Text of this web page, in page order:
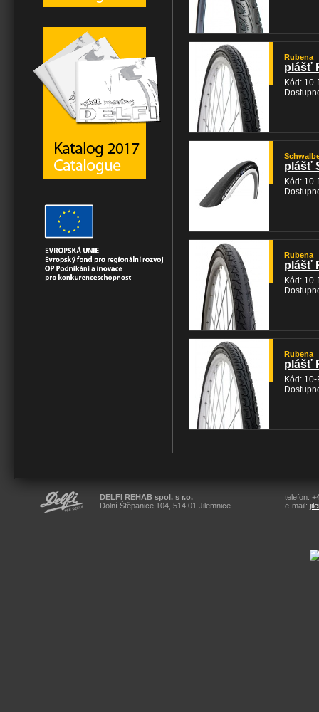
Rubena
plášť
Kód:
plášť
Kód:
Rubena
plášť
Kód:
Rubena
plášť
Kód:
DELFI REHAB spol. s r.o.
Dolní Štěpanice 104, 514 01 Jilemnice
telefon:
e-mail: